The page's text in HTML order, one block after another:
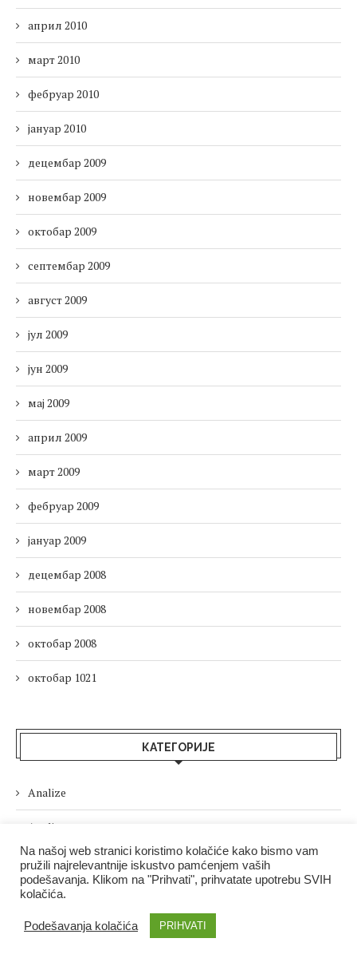
април 2010
март 2010
фебруар 2010
јануар 2010
децембар 2009
новембар 2009
октобар 2009
септембар 2009
август 2009
јул 2009
јун 2009
мај 2009
април 2009
март 2009
фебруар 2009
јануар 2009
децембар 2008
новембар 2008
октобар 2008
октобар 1021
КАТЕГОРИЈЕ
Analize
Analize
Analize stručnjaka
B&F Plus
Bizlife.rs
Na našoj web stranici koristimo kolačiće kako bismo vam
pružili najrelevantnije iskustvo pamćenjem vaših
podešavanja. Klikom na "Prihvati", prihvatate upotrebu SVIH
kolačića.
Podešavanja kolačića PRIHVATI